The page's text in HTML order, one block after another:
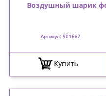
Воздушный шарик
Артикул: 901662
Купить